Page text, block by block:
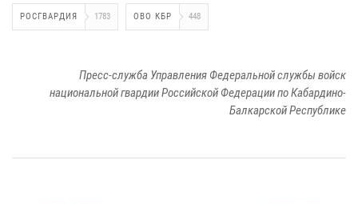
РОСГВАРДИЯ 1783 ОВО КБР 448
Пресс-служба Управления Федеральной службы войск
национальной гвардии Российской Федерации по Кабардино-
Балкарской Республике